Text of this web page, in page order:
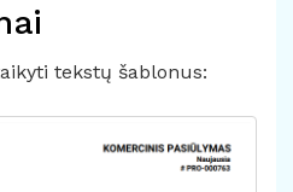
tekstų šablonus: